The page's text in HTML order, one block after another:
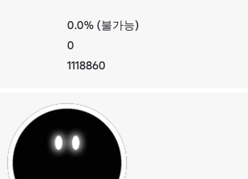
0.0% (불가능)
0
1118860